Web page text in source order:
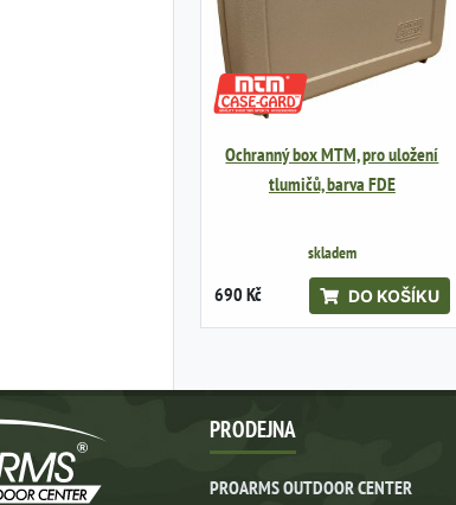
Ochranný box MTM, pro uložení
tlumičů, barva FDE
skladem
690 Kč DO KOŠÍKU
PRODEJNA
PROARMS OUTDOOR CENTER